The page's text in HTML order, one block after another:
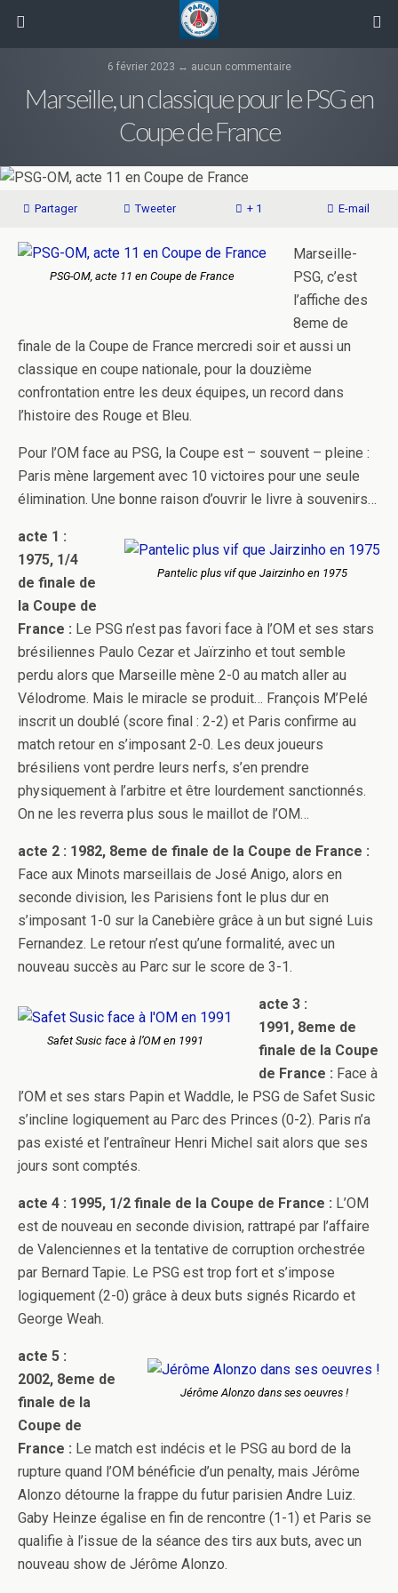
6 février 2023 ↔ aucun commentaire
Marseille, un classique pour le PSG en
Coupe de France
Partager Tweeter + 1 E-mail
PSG-OM, acte 11 en Coupe de France
Marseille-
PSG, c’est
l’affiche des
8eme de
finale de la Coupe de France mercredi soir et aussi un
classique en coupe nationale, pour la douzième
confrontation entre les deux équipes, un record dans
l’histoire des Rouge et Bleu.
Pour l’OM face au PSG, la Coupe est – souvent – pleine :
Paris mène largement avec 10 victoires pour une seule
élimination. Une bonne raison d’ouvrir le livre à souvenirs…
Pantelic plus vif que Jairzinho en 1975
acte 1 :
1975, 1/4
de finale de
la Coupe de
France : Le PSG n’est pas favori face à l’OM et ses stars
brésiliennes Paulo Cezar et Jaïrzinho et tout semble
perdu alors que Marseille mène 2-0 au match aller au
Vélodrome. Mais le miracle se produit… François M’Pelé
inscrit un doublé (score final : 2-2) et Paris confirme au
match retour en s’imposant 2-0. Les deux joueurs
brésiliens vont perdre leurs nerfs, s’en prendre
physiquement à l’arbitre et être lourdement sanctionnés.
On ne les reverra plus sous le maillot de l’OM…
acte 2 : 1982, 8eme de finale de la Coupe de France :
Face aux Minots marseillais de José Anigo, alors en
seconde division, les Parisiens font le plus dur en
s’imposant 1-0 sur la Canebière grâce à un but signé Luis
Fernandez. Le retour n’est qu’une formalité, avec un
nouveau succès au Parc sur le score de 3-1.
Safet Susic face à l’OM en 1991
acte 3 :
1991, 8eme de
finale de la Coupe
de France : Face à
l’OM et ses stars Papin et Waddle, le PSG de Safet Susic
s’incline logiquement au Parc des Princes (0-2). Paris n’a
pas existé et l’entraîneur Henri Michel sait alors que ses
jours sont comptés.
acte 4 : 1995, 1/2 finale de la Coupe de France : L’OM
est de nouveau en seconde division, rattrapé par l’affaire
de Valenciennes et la tentative de corruption orchestrée
par Bernard Tapie. Le PSG est trop fort et s’impose
logiquement (2-0) grâce à deux buts signés Ricardo et
George Weah.
Jérôme Alonzo dans ses oeuvres !
acte 5 :
2002, 8eme de
finale de la
Coupe de
France : Le match est indécis et le PSG au bord de la
rupture quand l’OM bénéficie d’un penalty, mais Jérôme
Alonzo détourne la frappe du futur parisien Andre Luiz.
Gaby Heinze égalise en fin de rencontre (1-1) et Paris se
qualifie à l’issue de la séance des tirs aux buts, avec un
nouveau show de Jérôme Alonzo.